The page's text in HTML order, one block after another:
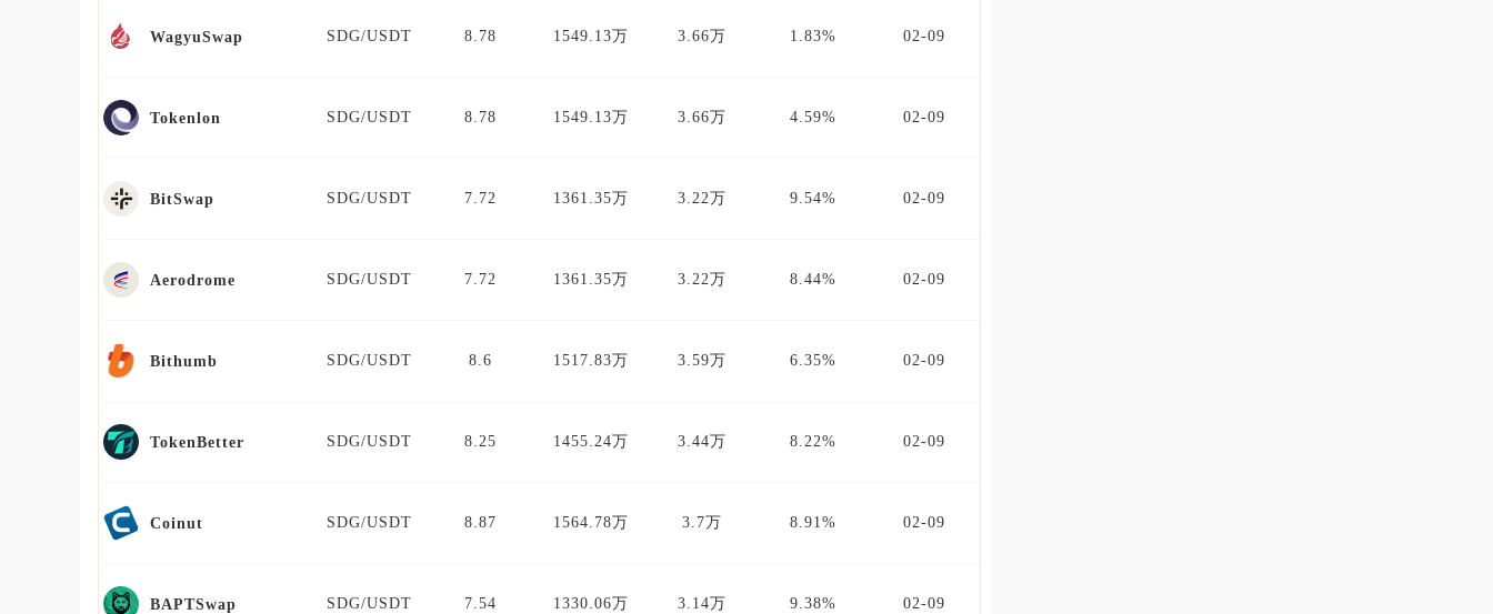
WagyuSwap SDG/USDT 8.78 1549.13万 3.66万 1.83% 02-09
Tokenlon SDG/USDT 8.78 1549.13万 3.66万 4.59% 02-09
BitSwap SDG/USDT 7.72 1361.35万 3.22万 9.54% 02-09
Aerodrome SDG/USDT 7.72 1361.35万 3.22万 8.44% 02-09
Bithumb SDG/USDT 8.6 1517.83万 3.59万 6.35% 02-09
TokenBetter SDG/USDT 8.25 1455.24万 3.44万 8.22% 02-09
Coinut SDG/USDT 8.87 1564.78万 3.7万 8.91% 02-09
BAPTSwap SDG/USDT 7.54 1330.06万 3.14万 9.38% 02-09